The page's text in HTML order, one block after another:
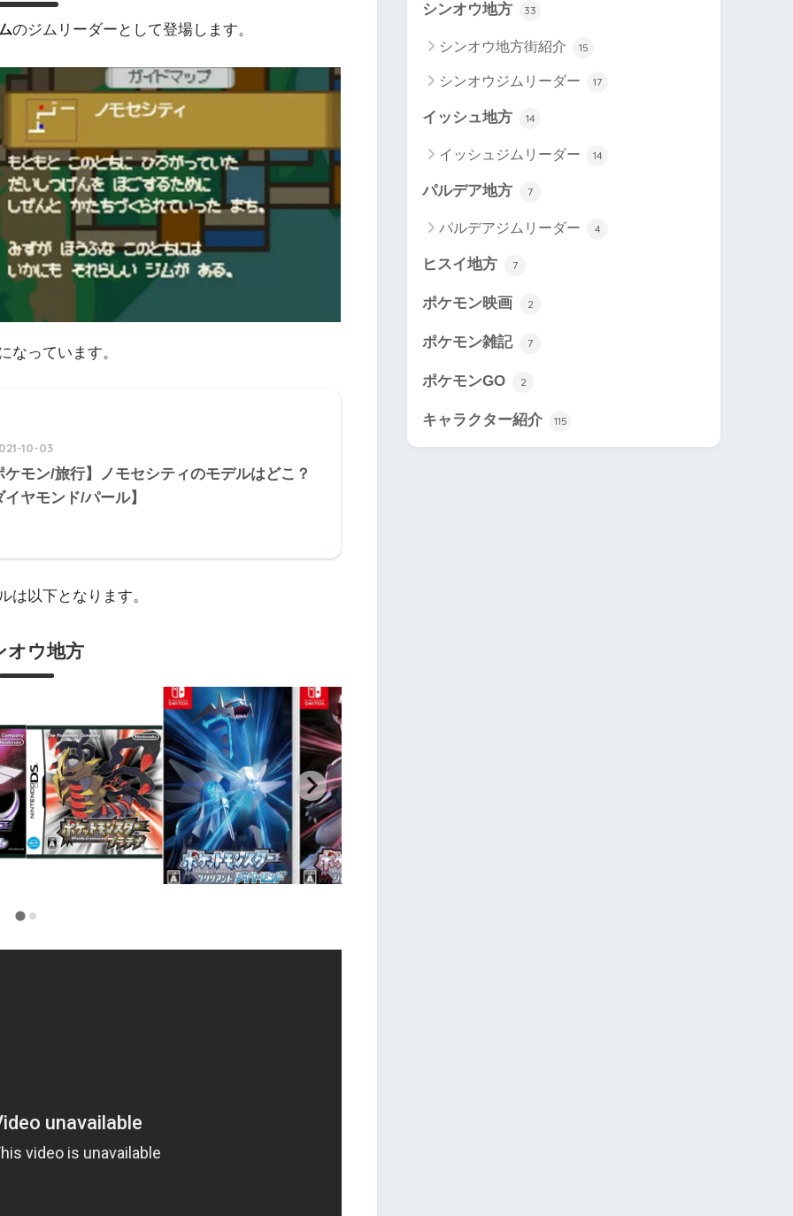
のジムリーダーとして登場します。
なっています。
10-03
ケモン/旅行】ノモセシティのモデルはどこ？
イヤモンド/パール】
は以下となります。
オウ地方
シンオウ地方 33
シンオウ地方街紹介 15
シンオウジムリーダー 17
イッシュ地方 14
イッシュジムリーダー 14
パルデア地方 7
パルデアジムリーダー 4
ヒスイ地方 7
ポケモン映画 2
ポケモン雑記 7
ポケモンGO 2
キャラクター紹介 115